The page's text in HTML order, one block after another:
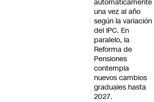
automáticamente
una vez al año
según la variación
del IPC. En
paralelo, la
Reforma de
Pensiones
contempla
nuevos cambios
graduales hasta
2027.